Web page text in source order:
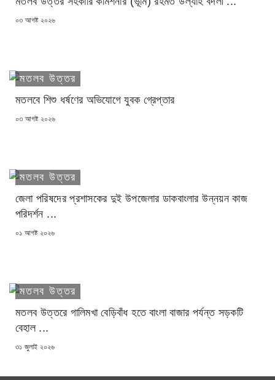
POSTED
০৩ আগষ্ট ২০২৬
মতলব উত্তর
মতলবে শিশু ধর্ষণের অভিযোগে যুবক গ্রেপ্তার
POSTED
০৩ আগষ্ট ২০২৬
মতলব উত্তর
জেলা পরিষদের প্রশাসকের দুই উপজেলার ডাকবাংলার উন্নয়ন কাজ
পরিদর্শন ...
POSTED
০১ আগষ্ট ২০২৬
মতলব উত্তর
মতলব উত্তরে গালিমখা বেড়িবাঁধ হতে বাংলা বাজার পর্যন্ত সড়কটি
বেহাল ...
POSTED
৩১ জুলাই ২০২৬